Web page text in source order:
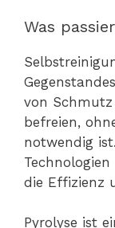
Was
von
befreien,
notwendig
die Effizienz
Pyrolyse ist